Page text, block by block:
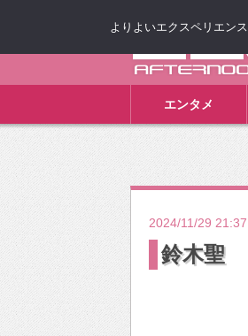
エンタメ
2024/11/29
鈴木聖
よりよいエクスペリエン